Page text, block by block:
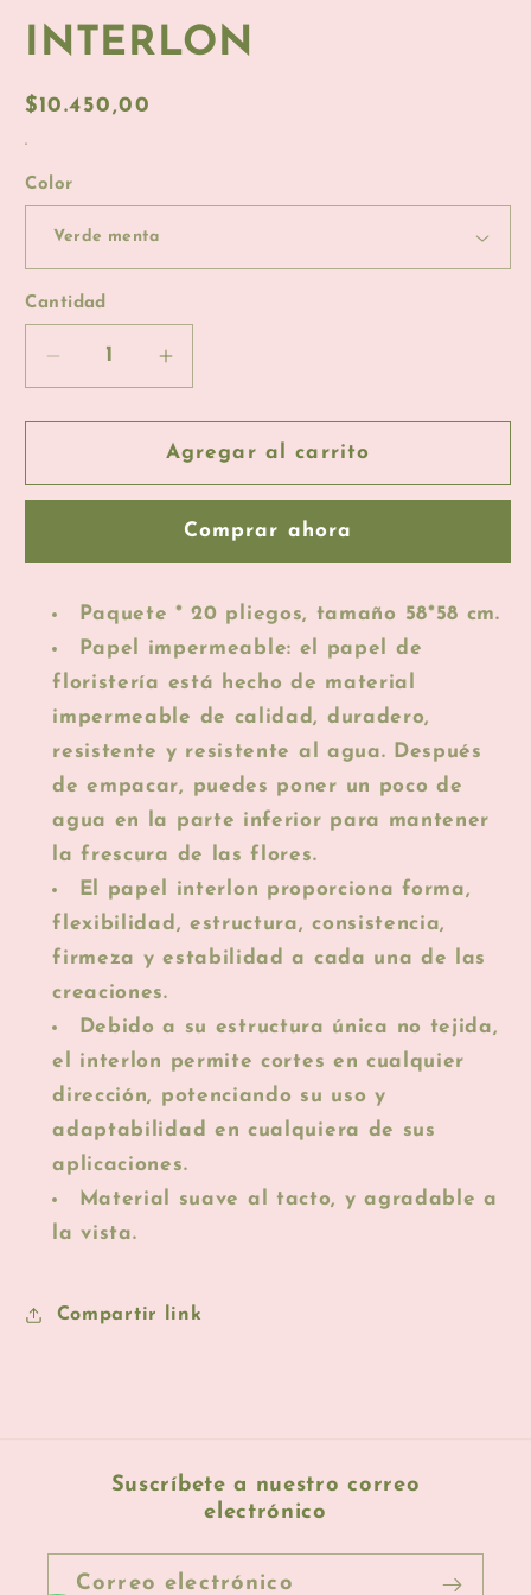
INTERLON
Precio
habitual
$10.450,00
.
Color
Cantidad
Reducir
cantidad
para
INTERLON
Aumentar
cantidad
para
INTERLON
Agregar al carrito
Comprar ahora
Paquete * 20 pliegos, tamaño 58*58 cm.
Papel impermeable: el papel de
floristería está hecho de material
impermeable de calidad, duradero,
resistente y resistente al agua. Después
de empacar, puedes poner un poco de
agua en la parte inferior para mantener
la frescura de las flores.
El papel interlon proporciona forma,
flexibilidad, estructura, consistencia,
firmeza y estabilidad a cada una de las
creaciones.
Debido a su estructura única no tejida,
el interlon permite cortes en cualquier
dirección, potenciando su uso y
adaptabilidad en cualquiera de sus
aplicaciones.
Material suave al tacto, y agradable a
la vista.
Compartir link
Suscríbete a nuestro correo
electrónico
Correo electrónico